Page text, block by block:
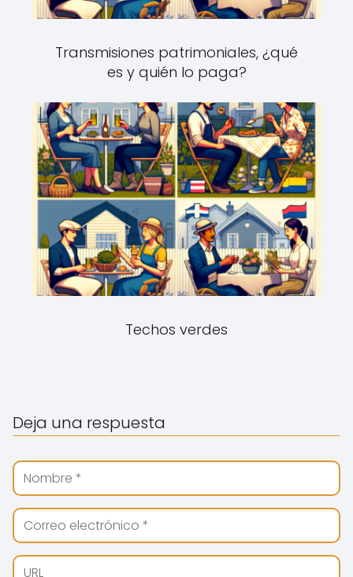
Transmisiones patrimoniales, ¿qué
es y quién lo paga?
Techos verdes
Deja una respuesta